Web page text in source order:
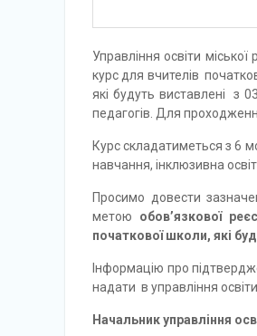
Управління освіти
курс для вчителів
які будуть виставлені з
педагогів. Для
Курс складатиметься з 6
навчання, інклюзивна
Просимо довести
метою обов’язкової
початкової школи, які
Інформацію про
надати в управління
Начальник управління